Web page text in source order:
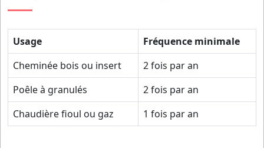
Usage
Fréquence minimale
Cheminée bois ou insert
2 fois par an
Poêle à granulés
2 fois par an
Chaudière fioul ou gaz
1 fois par an